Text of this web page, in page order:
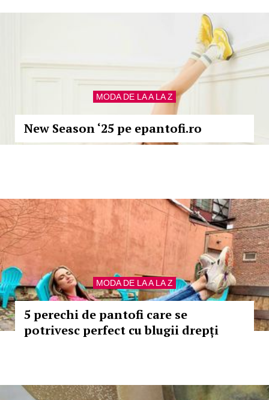
MODA DE LA A LA Z
New Season ‘25 pe epantofi.ro
MODA DE LA A LA Z
5 perechi de pantofi care se
potrivesc perfect cu blugii drepți